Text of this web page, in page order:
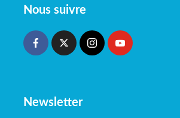
Nous suivre
Newsletter